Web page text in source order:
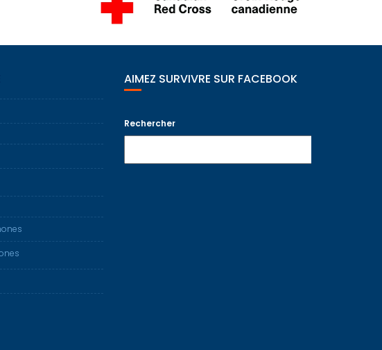
AIMEZ SURVIVRE SUR FACEBOOK
Rechercher